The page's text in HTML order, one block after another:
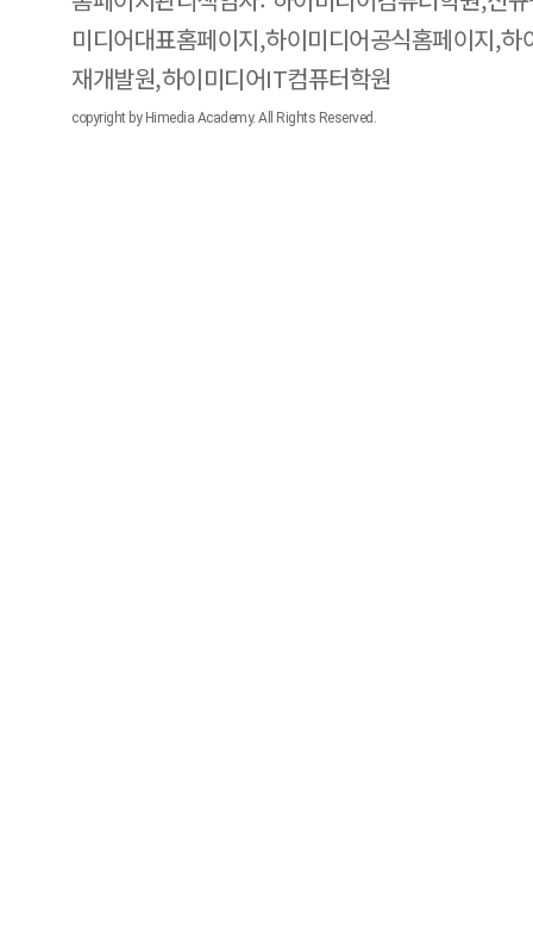
미디어대표홈페이지,하이미디어공식홈페이지,
재개발원,하이미디어IT컴퓨터학원
copyright by Himedia Academy. All Rights Reserved.